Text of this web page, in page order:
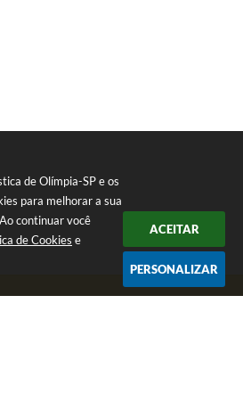
de Olímpia-SP e os
para melhorar a sua
continuar você
de Cookies e
ACEITAR
PERSONALIZAR